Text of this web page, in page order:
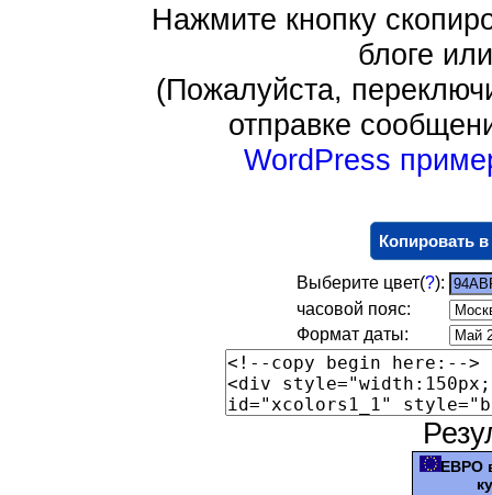
Нажмите кнопку
блоге
(Пожалуйста,
отправке
WordPress
Копировать
Выберите цвет(?):
часовой пояс:
Формат даты:
ЕВРО